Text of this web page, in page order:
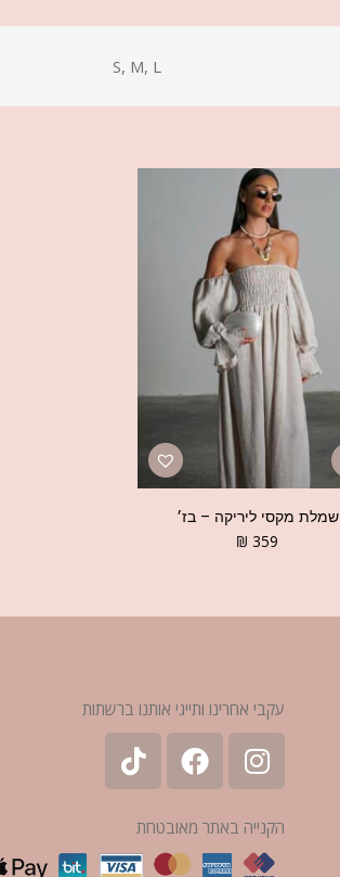
S, M, L
שמלת מקסי ליריקה – בז׳
₪ 359
עקבי אחרינו ותייגי אותנו ברשתות
הקנייה באתר מאובטחת